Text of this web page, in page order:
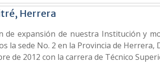
Herrera
de expansión de nuestra Institución y
la sede No. 2 en la Provincia de
de 2012 con la carrera de Técnico